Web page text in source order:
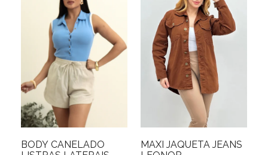
BODY CANELADO
MAXI JAQUETA JEANS